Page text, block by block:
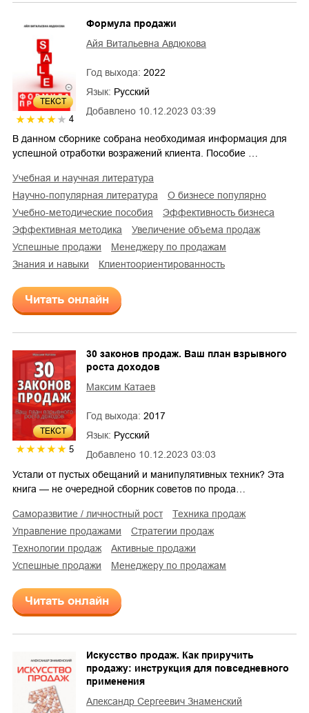
ТЕКСТ
4
Добавлено 10.12.2023 03:39
Формула продажи
Айя Витальевна Авдюкова
Год выхода: 2022
Язык: Русский
В данном сборнике собрана необходимая информация для
успешной отработки возражений клиента. Пособие …
учебная и научная литература
научно-популярная литература
о бизнесе популярно
учебно-методические пособия
эффективность бизнеса
эффективная методика
увеличение объема продаж
успешные продажи
менеджеру по продажам
знания и навыки
клиентоориентированность
Читать онлайн
ТЕКСТ
5 Добавлено 10.12.2023 03:03
30 законов продаж. Ваш план взрывного
роста доходов
Максим Катаев
Год выхода: 2017
Язык: Русский
Устали от пустых обещаний и манипулятивных техник? Эта
книга — не очередной сборник советов по прода…
саморазвитие / личностный рост
техника продаж
управление продажами
стратегии продаж
технологии продаж
активные продажи
успешные продажи
менеджеру по продажам
Читать онлайн
Искусство продаж. Как приручить
продажу: инструкция для повседневного
применения
Александр Сергеевич Знаменский